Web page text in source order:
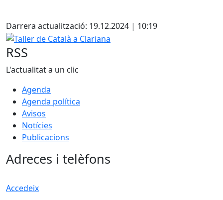
Darrera actualització: 19.12.2024 | 10:19
Taller de Català a Clariana
RSS
L'actualitat a un clic
Agenda
Agenda política
Avisos
Notícies
Publicacions
Adreces i telèfons
Accedeix